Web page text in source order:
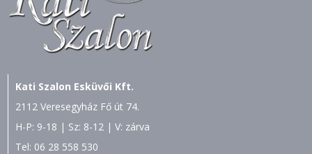
Kati Szalon Esküvői Kft.
2112 Veresegyház Fő út 74.
H-P: 9-18 | Sz: 8-12 | V: zárva
Tel: 06 28 558 530